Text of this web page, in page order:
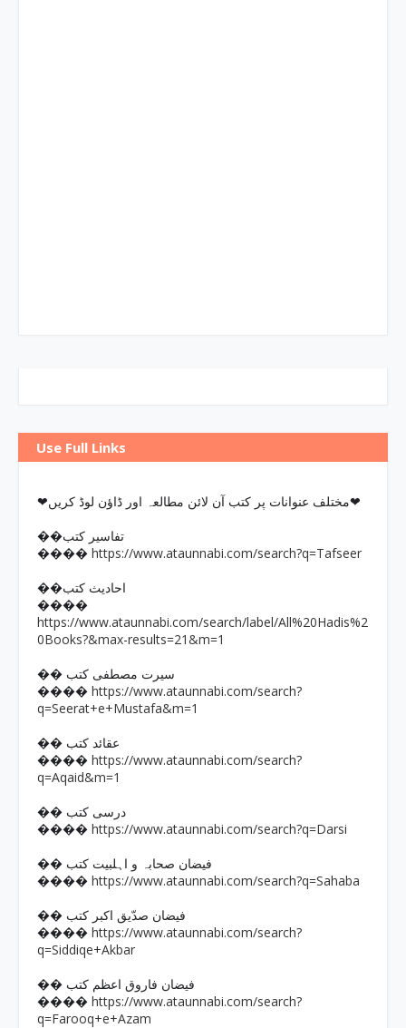
Use Full Links
❤مختلف عنوانات پر کتب آن لائن مطالعہ اور ڈاؤن لوڈ کریں❤
��تفاسیر کتب
���� https://www.ataunnabi.com/search?q=Tafseer
��احادیث کتب
����
https://www.ataunnabi.com/search/label/All%20Hadis%2
0Books?&max-results=21&m=1
�� سیرت مصطفی کتب
���� https://www.ataunnabi.com/search?
q=Seerat+e+Mustafa&m=1
�� عقائد کتب
���� https://www.ataunnabi.com/search?
q=Aqaid&m=1
�� درسی کتب
���� https://www.ataunnabi.com/search?q=Darsi
�� فیضان صحابہ و اہلبیت کتب
���� https://www.ataunnabi.com/search?q=Sahaba
�� فیضان صدّیق اکبر کتب
���� https://www.ataunnabi.com/search?
q=Siddiqe+Akbar
�� فیضان فاروق اعظم کتب
���� https://www.ataunnabi.com/search?
q=Farooq+e+Azam